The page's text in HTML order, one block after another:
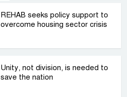
REHAB seeks policy support to
overcome housing sector crisis
Unity, not division, is needed to
save the nation